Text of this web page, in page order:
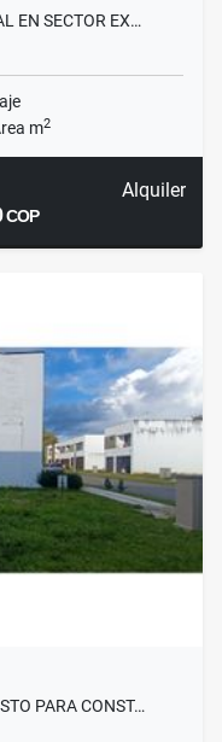
EN SECTOR EX…
m2
Alquiler
COP
PARA CONST…